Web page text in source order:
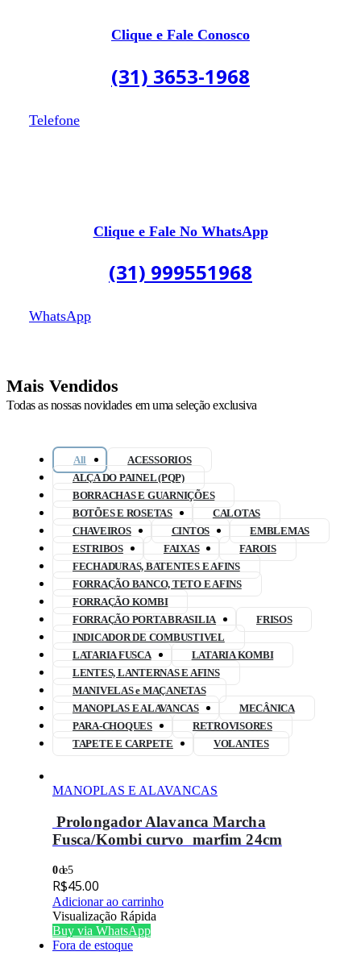
Clique e Fale Conosco
(31) 3653-1968
Telefone
Clique e Fale No WhatsApp
(31) 999551968
WhatsApp
Mais Vendidos
Todas as nossas novidades em uma seleção exclusiva
All
ACESSORIOS
ALÇA DO PAINEL (PQP)
BORRACHAS E GUARNIÇÕES
BOTÕES E ROSETAS
CALOTAS
CHAVEIROS
CINTOS
EMBLEMAS
ESTRIBOS
FAIXAS
FAROIS
FECHADURAS, BATENTES E AFINS
FORRAÇÃO BANCO, TETO E AFINS
FORRAÇÃO KOMBI
FORRAÇÃO PORTA BRASILIA
FRISOS
INDICADOR DE COMBUSTIVEL
LATARIA FUSCA
LATARIA KOMBI
LENTES, LANTERNAS E AFINS
MANIVELAS e MAÇANETAS
MANOPLAS E ALAVANCAS
MECÂNICA
PARA-CHOQUES
RETROVISORES
TAPETE E CARPETE
VOLANTES
MANOPLAS E ALAVANCAS
Prolongador Alavanca Marcha
Fusca/Kombi curvo marfim 24cm
0de 5
R$45.00
Adicionar ao carrinho
Visualização Rápida
Buy via WhatsApp
Fora de estoque